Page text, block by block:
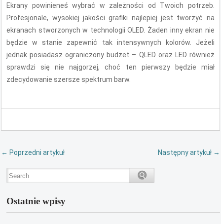
Ekrany powinieneś wybrać w zależności od Twoich potrzeb.
Profesjonale, wysokiej jakości grafiki najlepiej jest tworzyć na
ekranach stworzonych w technologii OLED. Żaden inny ekran nie
będzie w stanie zapewnić tak intensywnych kolorów. Jeżeli
jednak posiadasz ograniczony budżet – QLED oraz LED również
sprawdzi się nie najgorzej, choć ten pierwszy będzie miał
zdecydowanie szersze spektrum barw.
← Poprzedni artykuł Następny artykuł →
Ostatnie wpisy